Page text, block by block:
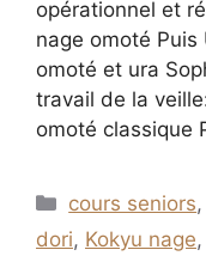
opérationnel et
nage omoté
omoté et ura
travail de la
omoté classique
Catégories
cours seniors,
dori, Kokyu nage,